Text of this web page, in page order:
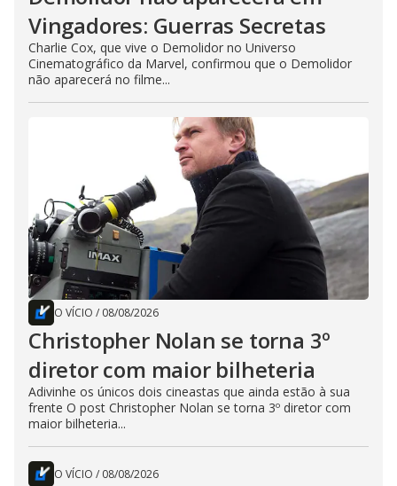
Vingadores: Guerras Secretas
Charlie Cox, que vive o Demolidor no Universo
Cinematográfico da Marvel, confirmou que o Demolidor
não aparecerá no filme...
O VÍCIO / 08/08/2026
Christopher Nolan se torna 3º
diretor com maior bilheteria
Adivinhe os únicos dois cineastas que ainda estão à sua
frente O post Christopher Nolan se torna 3º diretor com
maior bilheteria...
O VÍCIO / 08/08/2026